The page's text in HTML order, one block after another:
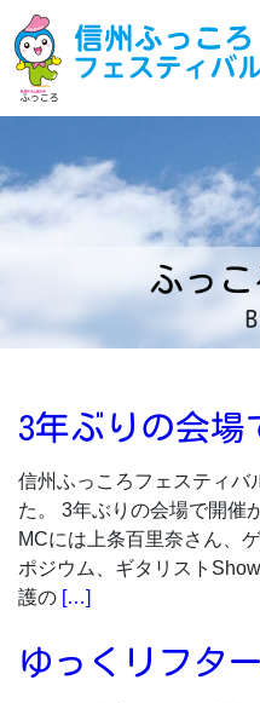
ふっ
3年ぶりの会場
信州ふっころフェスティバ
た。 3年ぶりの会場で開催
MCには上条百里奈さん、
ポジウム、ギタリスト
護の […]
ゆっくリフタ